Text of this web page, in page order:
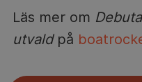
Läs mer om
utvaldpå